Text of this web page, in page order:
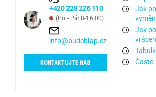
+420 228 226 110
(Po - Pá: 8-16:00)
info@budchlap.cz
KONTAKTUJTE NÁS
Jak
Jak
Často